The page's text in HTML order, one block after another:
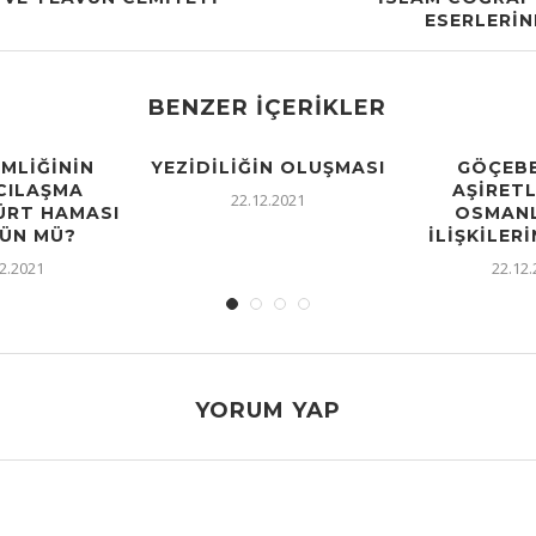
BENZER İÇERIKLER
HAMASI
MÜ?
YEZIDILIĞIN OLUŞMASI
22.12.2021
YORUM YAP